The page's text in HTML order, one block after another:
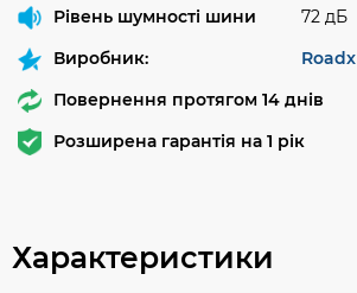
Рівень шумності шини
72 дБ
Виробник:
Roadx
Повернення протягом 14 днів
Розширена гарантія на 1 рік
Характеристики